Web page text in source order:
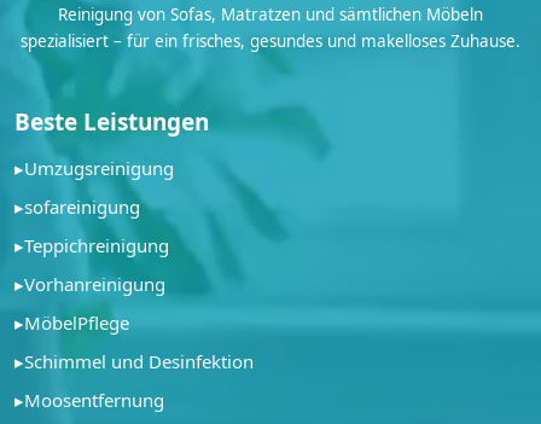
Reinigung von Sofas, Matratzen und sämtlichen Möbeln
spezialisiert – für ein frisches, gesundes und makelloses Zuhause.
Beste Leistungen
▸Umzugsreinigung
▸sofareinigung
▸Teppichreinigung
▸Vorhanreinigung
▸MöbelPflege
▸Schimmel und Desinfektion
▸Moosentfernung